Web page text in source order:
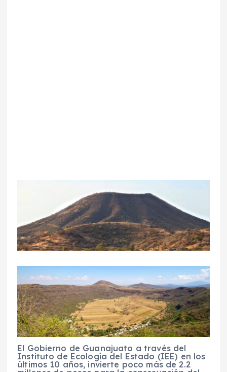
El Gobierno de Guanajuato a través del
Instituto de Ecología del Estado (IEE) en los
últimos 10 años, invierte poco más de 2.2